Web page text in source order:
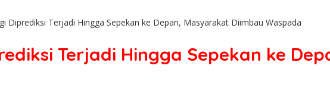
Diprediksi Terjadi Hingga Sepekan ke Depan, Masyarakat Diimbau Waspada
Terjadi Hingga Sepekan ke